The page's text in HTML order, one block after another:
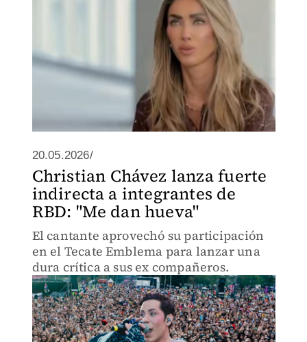
20.05.2026/
Christian Chávez lanza fuerte
indirecta a integrantes de
RBD: "Me dan hueva"
El cantante aprovechó su participación
en el Tecate Emblema para lanzar una
dura crítica a sus ex compañeros.